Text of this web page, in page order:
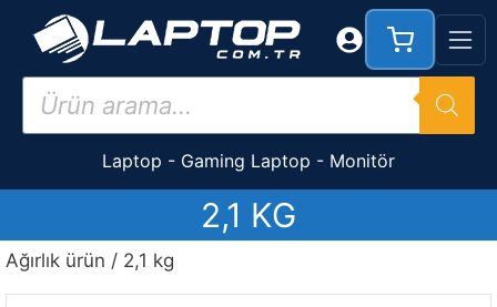
İçeriğe
Products
search
Laptop - Gaming Laptop - Monitör
2,1 KG
Ağırlık ürün / 2,1 kg